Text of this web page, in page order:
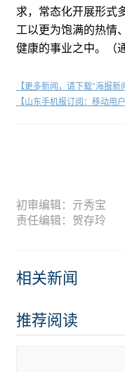
求，常态化开展形式
工以更为饱满的热情
健康的事业之中。（
【更多新闻，请下载"海报新
【山东手机报订阅：移动用
初审编辑：亓秀宝
责任编辑：贺存玲
相关新闻
推荐阅读